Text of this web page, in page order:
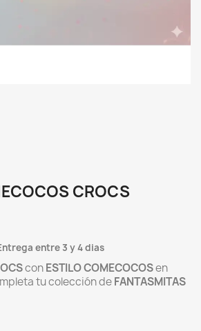
CROCS
entre 3 y 4 dias
conESTILO COMECOCOSen
tu colección deFANTASMITAS